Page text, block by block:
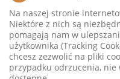
Na naszej stronie
Niektóre z nich są
pomagają nam w
użytkownika (Tracking
chcesz zezwolić na pliki
przypadku odrzucenia, nie